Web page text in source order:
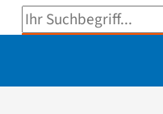
Suchbegriff eingeben